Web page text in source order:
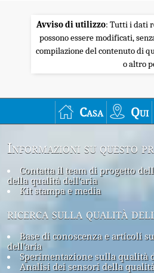
Avviso di utilizzo: Tutti i dati
possono essere modificati,
compilazione del contenuto di
o altro
Casa Qui
Informazioni su questo
Contatta il team di progetto
della qualità dell'aria
Kit stampa e media
ricerca sulla qualità
Base di conoscenza e articoli
dell'aria
Sperimentazione sulla qualità
Analisi dei sensori della